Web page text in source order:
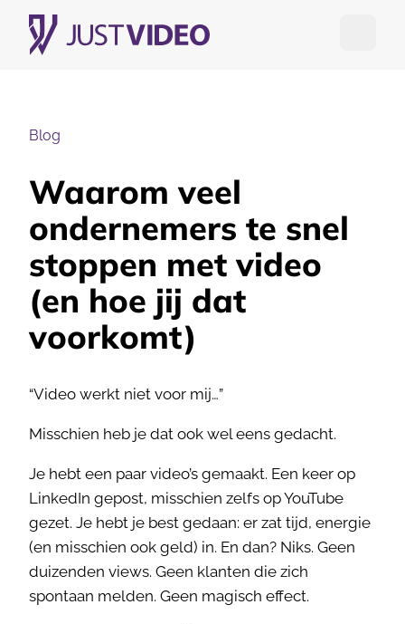
Blog
Waarom veel
ondernemers te snel
stoppen met video
(en hoe jij dat
voorkomt)
“Video werkt niet voor mij…”
Misschien heb je dat ook wel eens gedacht.
Je hebt een paar video’s gemaakt. Een keer op
LinkedIn gepost, misschien zelfs op YouTube
gezet. Je hebt je best gedaan: er zat tijd, energie
(en misschien ook geld) in. En dan? Niks. Geen
duizenden views. Geen klanten die zich
spontaan melden. Geen magisch effect.